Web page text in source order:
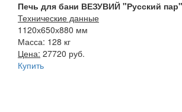
Печь для бани ВЕЗУВИЙ "Русский
Технические данные
1120х650х880 мм
Масса: 128 кг
Цена: 27720 руб.
Купить